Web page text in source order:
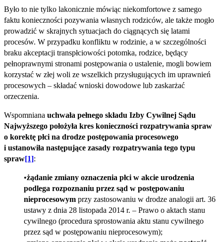
Było to nie tylko lakonicznie mówiąc niekomfortowe z samego
faktu konieczności pozywania własnych rodziców, ale także mogło
prowadzić w skrajnych sytuacjach do ciągnących się latami
procesów. W przypadku konfliktu w rodzinie, a w szczególności
braku akceptacji transpłciowości potomka, rodzice, będący
pełnoprawnymi stronami postępowania o ustalenie, mogli bowiem
korzystać w złej woli ze wszelkich przysługujących im uprawnień
procesowych – składać wnioski dowodowe lub zaskarżać
orzeczenia.
Wspomniana uchwała pełnego składu Izby Cywilnej Sądu
Najwyższego położyła kres konieczności rozpatrywania spraw
o korektę płci na drodze postępowania procesowego
i ustanowiła następujące zasady rozpatrywania tego typu
spraw[1]:
żądanie zmiany oznaczenia płci w akcie urodzenia
podlega rozpoznaniu przez sąd w postępowaniu
nieprocesowym przy zastosowaniu w drodze analogii art. 36
ustawy z dnia 28 listopada 2014 r. – Prawo o aktach stanu
cywilnego (procedura sprostowania aktu stanu cywilnego
przez sąd w postępowaniu nieprocesowym);